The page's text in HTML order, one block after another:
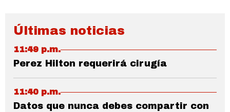
Últimas noticias
11:49 p.m.
Perez Hilton requerirá cirugía
11:40 p.m.
Datos que nunca debes compartir con